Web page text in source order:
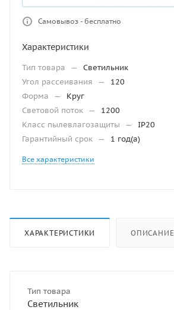
Самовывоз - бесплатно
Характеристики
Тип товара —
Светильник
Угол рассеивания
—
120
Форма
—
Круг
Световой поток —
1200
Класс пылевлагозащиты
—
IP20
Гарантийный срок — 1 год(а)
Все характеристики
ХАРАКТЕРИСТИКИ ОПИСАНИЕ
Тип товара
Светильник